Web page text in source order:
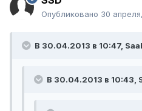
Опубликовано 30
В 30.04.2013 в 10:47,
В 30.04.2013 в 10:43,